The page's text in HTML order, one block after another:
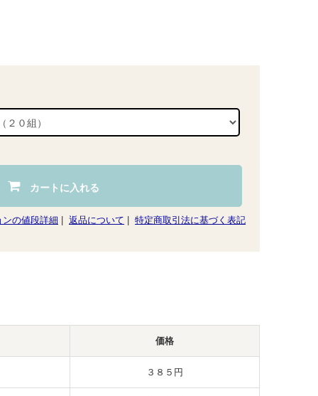
カートに入れる
ンの値段詳細 返品について 特定商取引法に基づく表記
価格
３８５円